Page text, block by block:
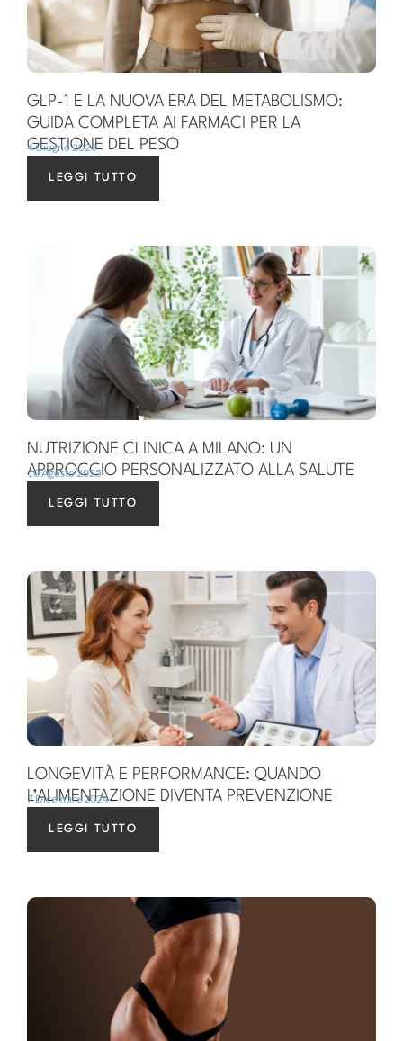
GLP-1 E LA NUOVA ERA DEL METABOLISMO:
GUIDA COMPLETA AI FARMACI PER LA
GESTIONE DEL PESO
4 Giugno 2026
LEGGI TUTTO
NUTRIZIONE CLINICA A MILANO: UN
APPROCCIO PERSONALIZZATO ALLA SALUTE
10 Agosto 2025
LEGGI TUTTO
LONGEVITÀ E PERFORMANCE: QUANDO
L’ALIMENTAZIONE DIVENTA PREVENZIONE
7 Dicembre 2024
LEGGI TUTTO